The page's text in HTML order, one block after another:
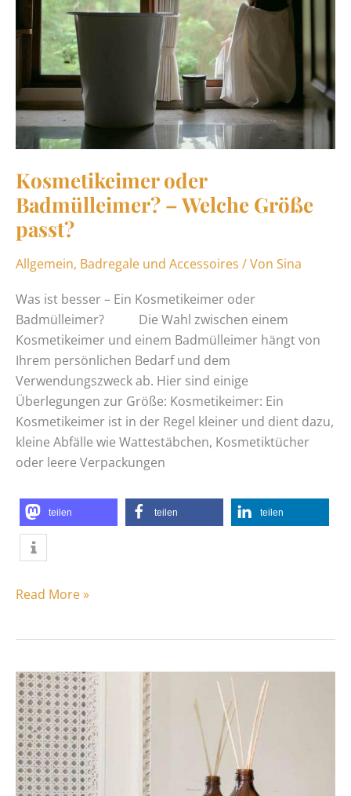
Kosmetikeimer oder
Badmülleimer? – Welche Größe
passt?
Allgemein, Badregale und Accessoires / Von Sina
Was ist besser – Ein Kosmetikeimer oder
Badmülleimer? Die Wahl zwischen einem
Kosmetikeimer und einem Badmülleimer hängt von
Ihrem persönlichen Bedarf und dem
Verwendungszweck ab. Hier sind einige
Überlegungen zur Größe: Kosmetikeimer: Ein
Kosmetikeimer ist in der Regel kleiner und dient dazu,
kleine Abfälle wie Wattestäbchen, Kosmetiktücher
oder leere Verpackungen
teilen teilen teilen
Read More »
Leichter
Raumduft
von
Les
Choses
Simples